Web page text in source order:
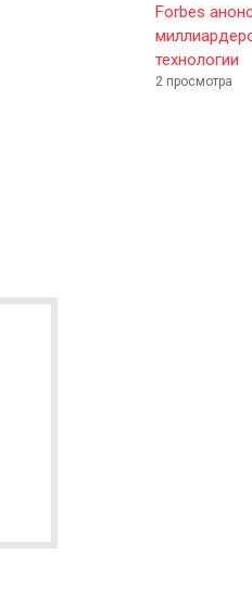
Forbes
технологии
2 просмотра